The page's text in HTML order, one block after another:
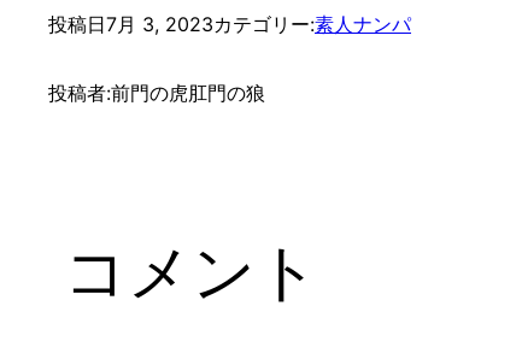
投稿日7月 3, 2023カテゴリー:素人ナンパ
投稿者:前門の虎肛門の狼
コメント